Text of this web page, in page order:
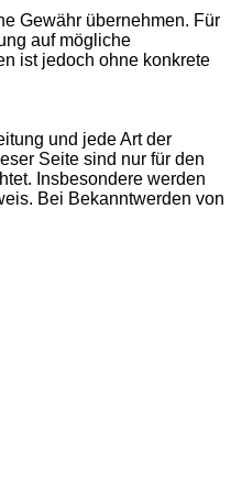
Gewähr übernehmen. Für
auf mögliche
ist jedoch ohne konkrete
und jede Art der
Seite sind nur für den
Insbesondere werden
Bei Bekanntwerden von